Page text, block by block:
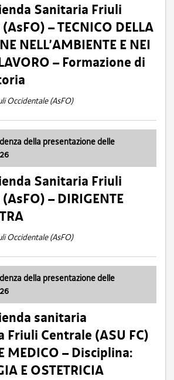
Sanitaria Friuli
– TECNICO DELLA
NELL’AMBIENTE E NEI
– Formazione di
Occidentale (AsFO)
della presentazione delle
Sanitaria Friuli
– DIRIGENTE
Occidentale (AsFO)
della presentazione delle
sanitaria
Centrale (ASU FC)
MEDICO – Disciplina:
E OSTETRICIA